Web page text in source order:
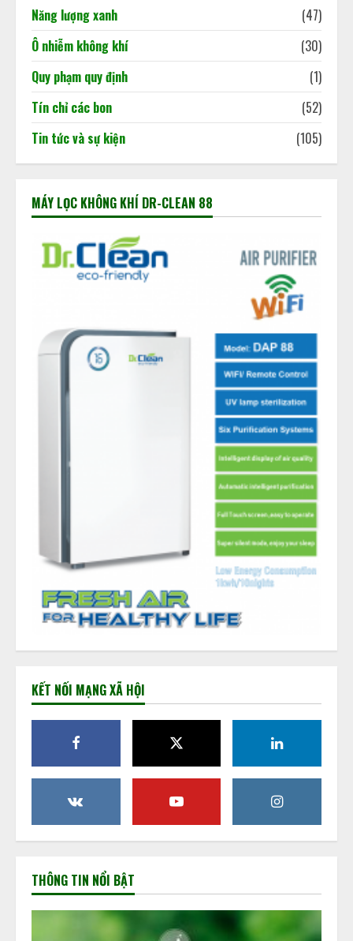
Năng lượng xanh
(47)
Ô nhiễm không khí
(30)
Quy phạm quy định
(1)
Tín chỉ các bon
(52)
Tin tức và sự kiện
(105)
MÁY LỌC KHÔNG KHÍ DR-CLEAN 88
KẾT NỐI MẠNG XÃ HỘI
THÔNG TIN NỔI BẬT